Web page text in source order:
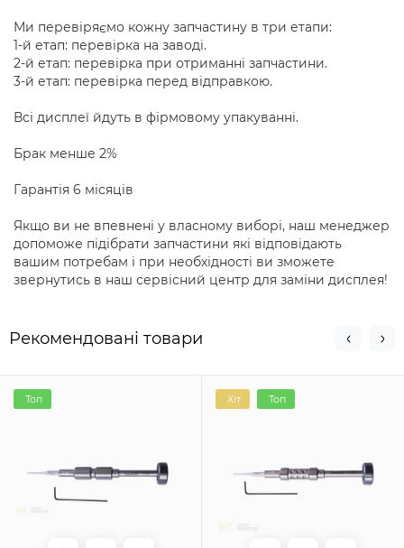
Ми перевіряємо кожну запчастину в три етапи:
1-й етап: перевірка на заводі.
2-й етап: перевірка при отриманні запчастини.
3-й етап: перевірка перед відправкою.
Всі дисплеї йдуть в фірмовому упакуванні.
Брак менше 2%
Гарантія 6 місяців
Якщо ви не впевнені у власному виборі, наш менеджер
допоможе підібрати запчастини які відповідають
вашим потребам і при необхідності ви зможете
звернутись в наш сервісний центр для заміни дисплея!
Рекомендовані товари
Топ Хіт Топ